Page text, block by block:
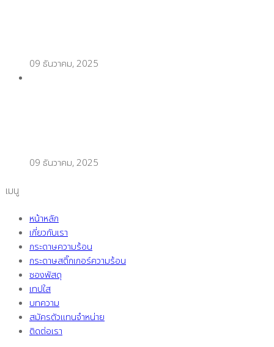
09 ธันวาคม, 2025
09 ธันวาคม, 2025
เมนู
หน้าหลัก
เกี่ยวกับเรา
กระดาษความร้อน
กระดาษสติ๊กเกอร์ความร้อน
ซองพัสดุ
เทปใส
บทความ
สมัครตัวแทนจำหน่าย
ติดต่อเรา